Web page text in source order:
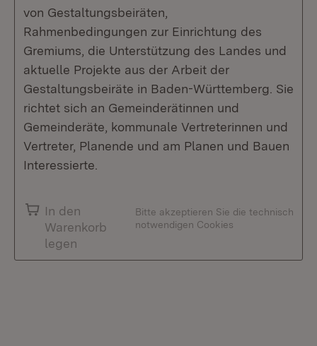
von Gestaltungsbeiräten,
Rahmenbedingungen zur Einrichtung des
Gremiums, die Unterstützung des Landes und
aktuelle Projekte aus der Arbeit der
Gestaltungsbeiräte in Baden-Württemberg. Sie
richtet sich an Gemeinderätinnen und
Gemeinderäte, kommunale Vertreterinnen und
Vertreter, Planende und am Planen und Bauen
Interessierte.
In den
Warenkorb
legen
Bitte akzeptieren Sie die technisch
notwendigen Cookies